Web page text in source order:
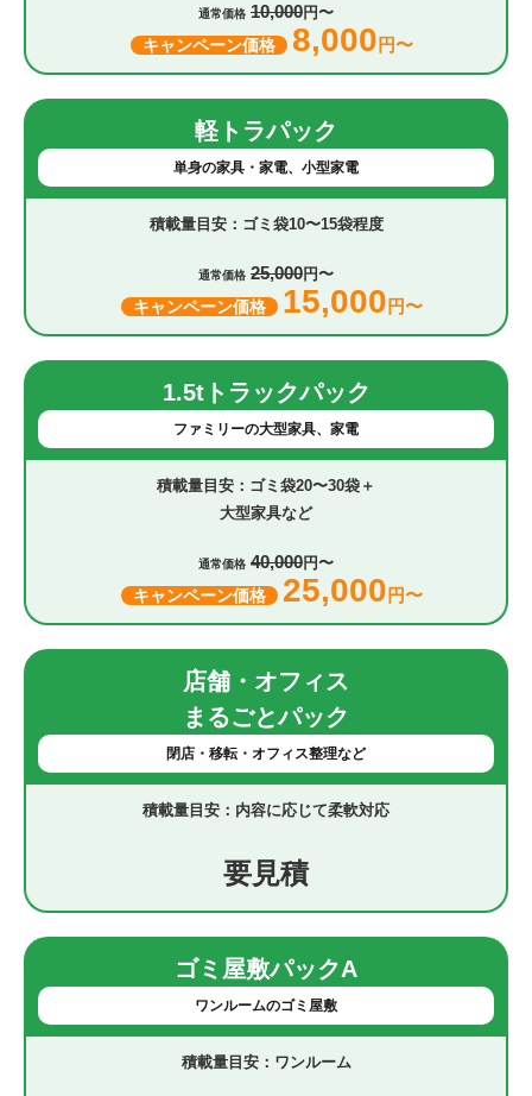
通常価格 10,000円〜
キャンペーン価格 8,000 円〜
軽トラパック
単身の家具・家電、小型家電
ゴミ袋10〜15袋程度
通常価格 25,000円〜
キャンペーン価格 15,000 円〜
1.5tトラックパック
ファミリーの大型家具、家電
ゴミ袋20〜30袋＋
大型家具など
通常価格 40,000円〜
キャンペーン価格 25,000 円〜
店舗・オフィス
まるごとパック
閉店・移転・オフィス整理など
内容に応じて柔軟対応
要見積
ゴミ屋敷パックA
ワンルームのゴミ屋敷
ワンルーム